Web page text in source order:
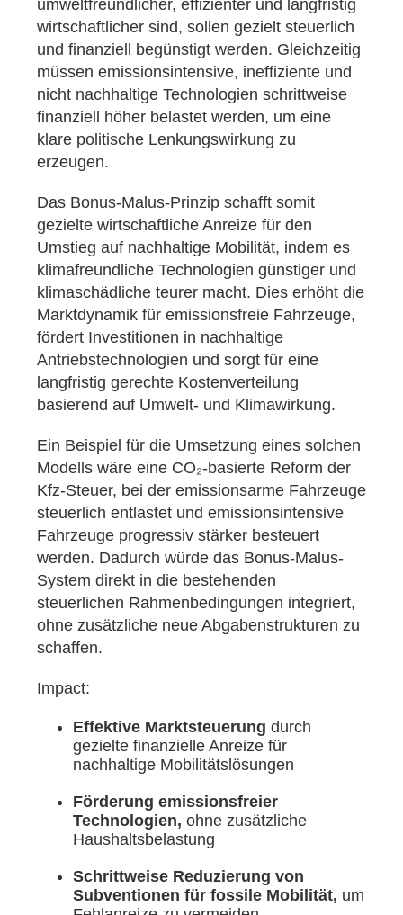
umweltfreundlicher, effizienter und langfristig
wirtschaftlicher sind, sollen gezielt steuerlich
und finanziell begünstigt werden. Gleichzeitig
müssen emissionsintensive, ineffiziente und
nicht nachhaltige Technologien schrittweise
finanziell höher belastet werden, um eine
klare politische Lenkungswirkung zu
erzeugen.
Das Bonus-Malus-Prinzip schafft somit
gezielte wirtschaftliche Anreize für den
Umstieg auf nachhaltige Mobilität, indem es
klimafreundliche Technologien günstiger und
klimaschädliche teurer macht. Dies erhöht die
Marktdynamik für emissionsfreie Fahrzeuge,
fördert Investitionen in nachhaltige
Antriebstechnologien und sorgt für eine
langfristig gerechte Kostenverteilung
basierend auf Umwelt- und Klimawirkung.
Ein Beispiel für die Umsetzung eines solchen
Modells wäre eine CO₂-basierte Reform der
Kfz-Steuer, bei der emissionsarme Fahrzeuge
steuerlich entlastet und emissionsintensive
Fahrzeuge progressiv stärker besteuert
werden. Dadurch würde das Bonus-Malus-
System direkt in die bestehenden
steuerlichen Rahmenbedingungen integriert,
ohne zusätzliche neue Abgabenstrukturen zu
schaffen.
Impact:
Effektive Marktsteuerung durch
gezielte finanzielle Anreize für
nachhaltige Mobilitätslösungen
Förderung emissionsfreier
Technologien, ohne zusätzliche
Haushaltsbelastung
Schrittweise Reduzierung von
Subventionen für fossile Mobilität, um